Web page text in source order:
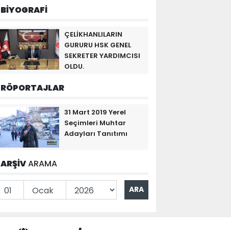
BİYOGRAFİ
ÇELİKHANLILARIN
GURURU HSK GENEL
SEKRETER YARDIMCISI
OLDU.
RÖPORTAJLAR
31 Mart 2019 Yerel
Seçimleri Muhtar
Adayları Tanıtımı
ARŞİVARAMA